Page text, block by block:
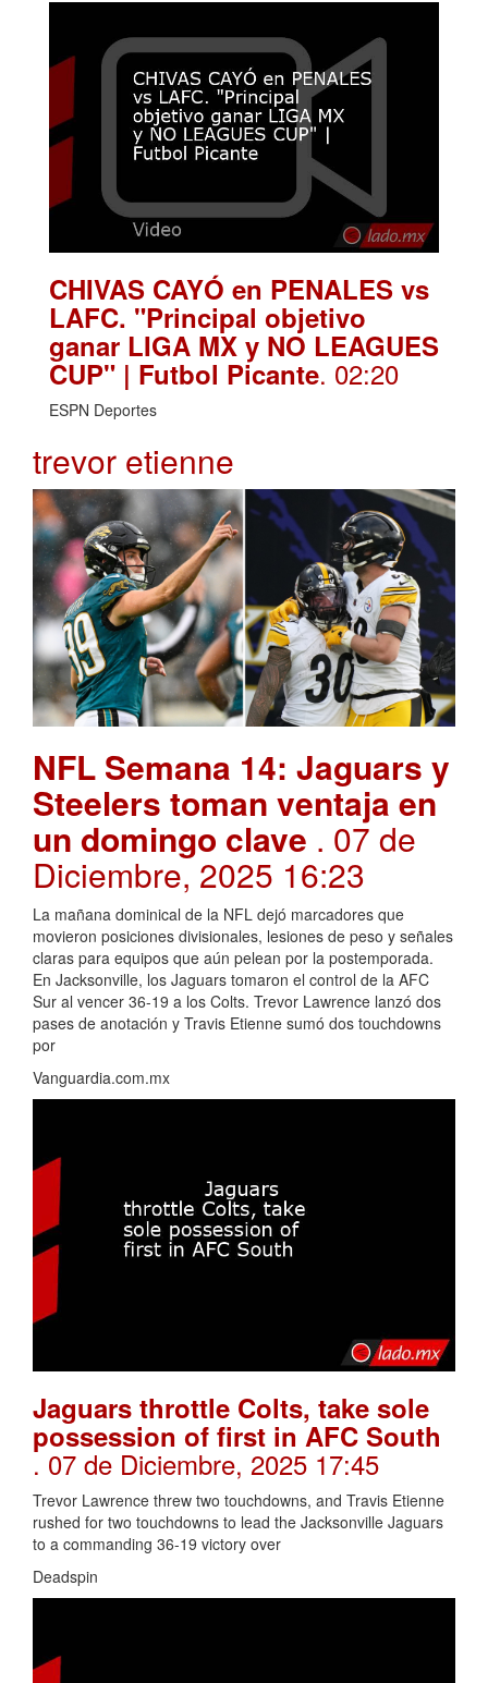
CHIVAS CAYÓ en PENALES vs
LAFC. "Principal objetivo
ganar LIGA MX y NO LEAGUES
CUP" | Futbol Picante. 02:20
ESPN Deportes
trevor etienne
NFL Semana 14: Jaguars y
Steelers toman ventaja en
un domingo clave . 07 de
Diciembre, 2025 16:23
La mañana dominical de la NFL dejó marcadores que
movieron posiciones divisionales, lesiones de peso y señales
claras para equipos que aún pelean por la postemporada.
En Jacksonville, los Jaguars tomaron el control de la AFC
Sur al vencer 36-19 a los Colts. Trevor Lawrence lanzó dos
pases de anotación y Travis Etienne sumó dos touchdowns
por
Vanguardia.com.mx
Jaguars throttle Colts, take sole
possession of first in AFC South
. 07 de Diciembre, 2025 17:45
Trevor Lawrence threw two touchdowns, and Travis Etienne
rushed for two touchdowns to lead the Jacksonville Jaguars
to a commanding 36-19 victory over
Deadspin